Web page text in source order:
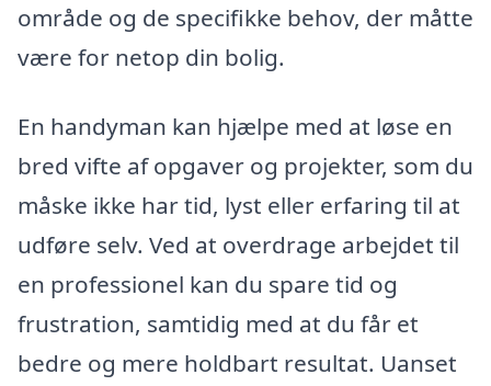
område og de specifikke behov, der måtte
være for netop din bolig.
En handyman kan hjælpe med at løse en
bred vifte af opgaver og projekter, som du
måske ikke har tid, lyst eller erfaring til at
udføre selv. Ved at overdrage arbejdet til
en professionel kan du spare tid og
frustration, samtidig med at du får et
bedre og mere holdbart resultat. Uanset